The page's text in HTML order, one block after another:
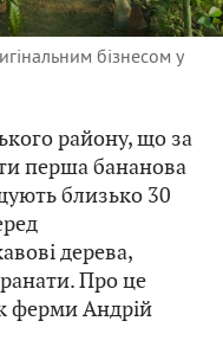
бізнесом у
району, що за
перша бананова
близько 30
дерева,
Про це
ферми Андрій